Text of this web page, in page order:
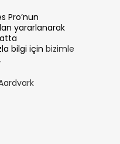
Pro’nun
yararlanarak
bilgi için bizimle